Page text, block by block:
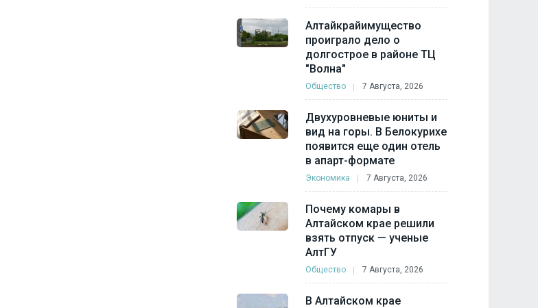
Алтайкрайимущество
проиграло дело о
долгострое в районе ТЦ
"Волна"
Общество 7 Августа, 2026
Двухуровневые юниты и
вид на горы. В Белокурихе
появится еще один отель
в апарт-формате
Экономика 7 Августа, 2026
Почему комары в
Алтайском крае решили
взять отпуск — ученые
АлтГУ
Общество 7 Августа, 2026
В Алтайском крае